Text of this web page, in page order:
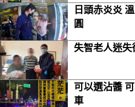
日頭赤炎炎
圓
失智老人迷失
可以選沾醬
車